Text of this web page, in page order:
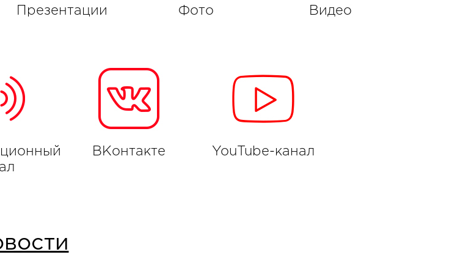
Презентации Фото Видео
ВКонтакте YouTube-канал